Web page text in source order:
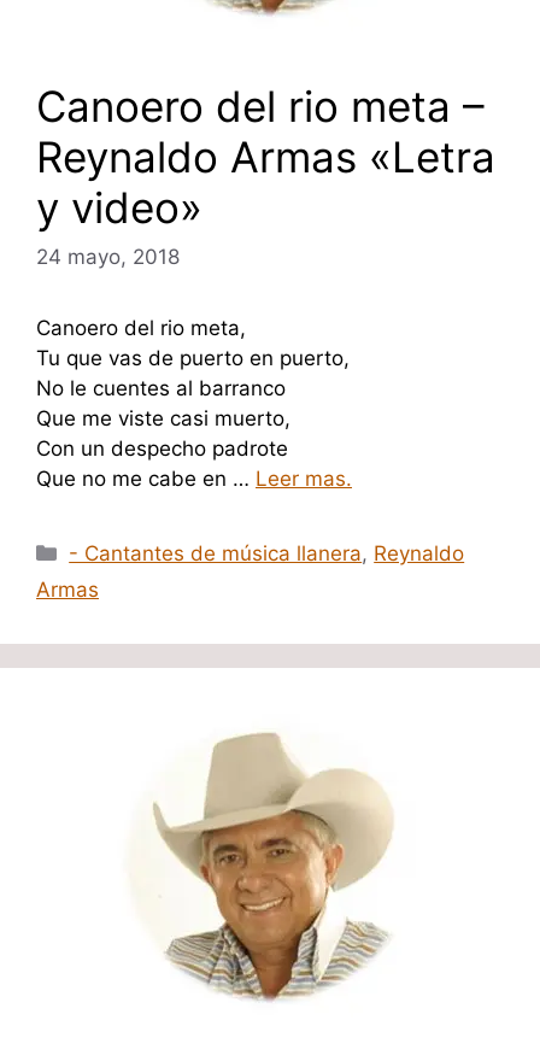
Canoero del rio meta –
Reynaldo Armas «Letra
y video»
24 mayo, 2018
Canoero del rio meta,
Tu que vas de puerto en puerto,
No le cuentes al barranco
Que me viste casi muerto,
Con un despecho padrote
Que no me cabe en … Leer mas.
Categorías
- Cantantes de música llanera, Reynaldo
Armas